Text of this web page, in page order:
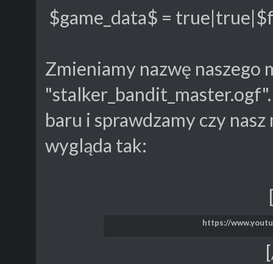
$game_data$ =
Zmieniamy nazwę naszego
baru i sprawdzamy czy nasz
wygląda tak:
https://